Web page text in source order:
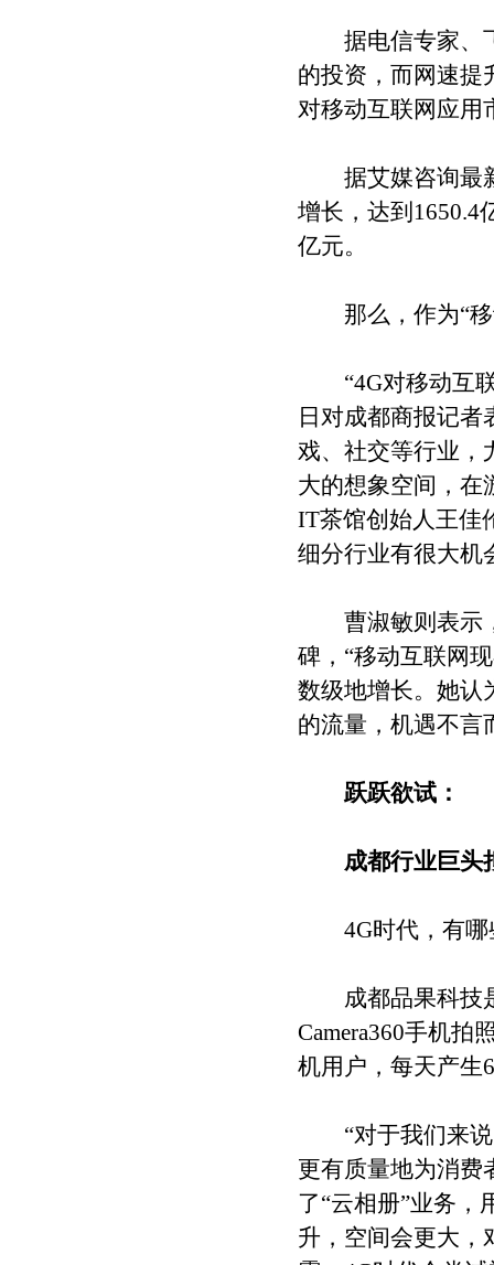
据电信专家、飞
的投资，而网速提
对移动互联网应用
据艾媒咨询最新
增长，达到1650.4
亿元。
那么，作为“移
“4G对移动互联
日对成都商报记
戏、社交等行业，
大的想象空间，在
IT茶馆创始人王佳
细分行业有很大机
曹淑敏则表示，
碑，“移动互联网
数级地增长。她认
的流量，机遇不言
跃跃欲试：
成都行业巨头
4G时代，有哪
成都品果科技是
Camera360手机拍
机用户，每天产生
“对于我们来说
更有质量地为消费
了“云相册”业务，
升，空间会更大，